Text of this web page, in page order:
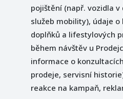
pojištění (např. vozidla
služeb mobility), údaje
doplňků a lifestylových
během návštěv u
informace o
prodeje, servisní
reakce na kampaň,